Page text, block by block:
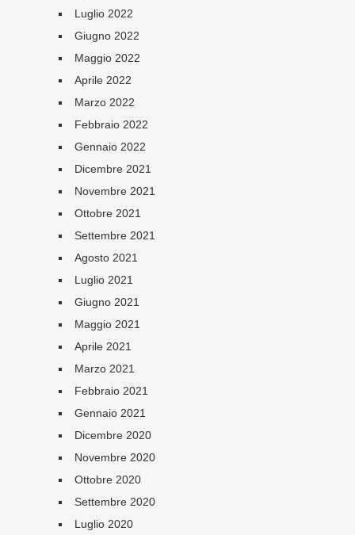
Luglio 2022
Giugno 2022
Maggio 2022
Aprile 2022
Marzo 2022
Febbraio 2022
Gennaio 2022
Dicembre 2021
Novembre 2021
Ottobre 2021
Settembre 2021
Agosto 2021
Luglio 2021
Giugno 2021
Maggio 2021
Aprile 2021
Marzo 2021
Febbraio 2021
Gennaio 2021
Dicembre 2020
Novembre 2020
Ottobre 2020
Settembre 2020
Luglio 2020